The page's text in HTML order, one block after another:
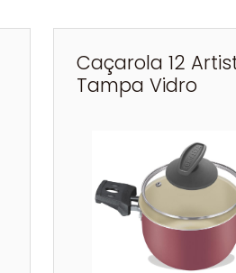
Caçarola 12
Tampa Vidro